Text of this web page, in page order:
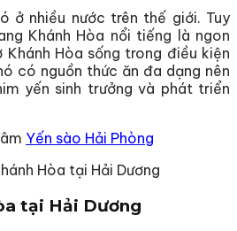
ở nhiều nước trên thế giới. Tuy
Khánh Hòa nổi tiếng là ngon
Khánh Hòa sống trong điều kiện
có nguồn thức ăn đa dạng nên
yến sinh trưởng và phát triển
Yến sào Hải Phòng
tại Hải Dương